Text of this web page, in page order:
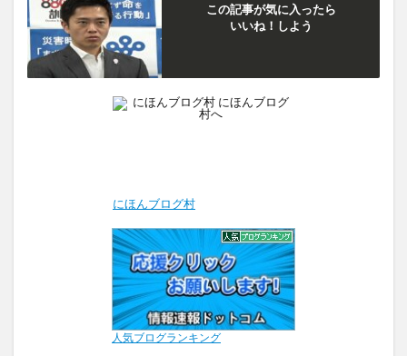
この記事が気に入ったら
いいね！しよう
にほんブログ村
人気ブログランキング